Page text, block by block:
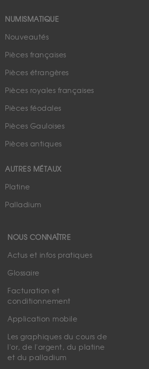
NUMISMATIQUE
Nouveautés
Pièces françaises
Pièces étrangères
Pièces royales françaises
Pièces féodales
Pièces Gauloises
Pièces antiques
AUTRES MÉTAUX
Platine
Palladium
NOUS CONNAÎTRE
Actus et infos pratiques
Glossaire
Facturation et
conditionnement
Application mobile
Les graphiques du cours de
l'or, de l'argent, du platine
et du palladium